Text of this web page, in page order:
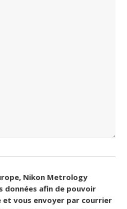
Nikon Metrology
données afin de pouvoir
vous envoyer par courrier